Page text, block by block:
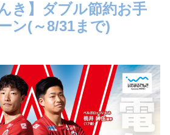
き】ダブル節約お手
ン(～8/31まで)